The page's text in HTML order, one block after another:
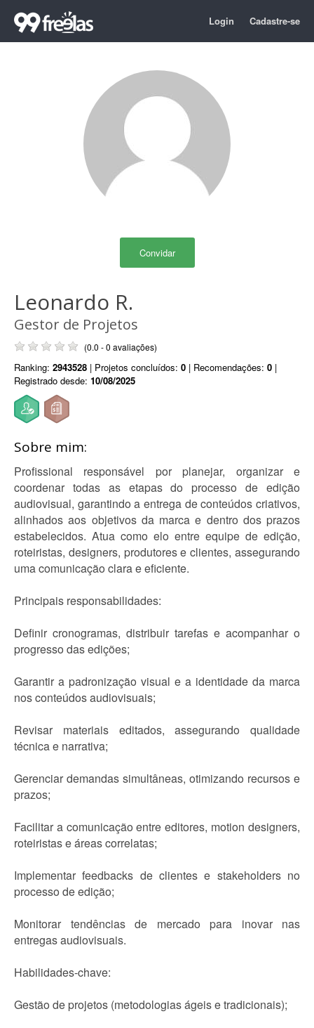
Login Cadastre-se
Convidar
Leonardo R.
Gestor de Projetos
(0.0 - 0 avaliações)
Ranking: 2943528 | Projetos concluídos: 0 | Recomendações: 0 |
Registrado desde: 10/08/2025
Sobre mim:
Profissional responsável por planejar, organizar e
coordenar todas as etapas do processo de edição
audiovisual, garantindo a entrega de conteúdos criativos,
alinhados aos objetivos da marca e dentro dos prazos
estabelecidos. Atua como elo entre equipe de edição,
roteiristas, designers, produtores e clientes, assegurando
uma comunicação clara e eficiente.
Principais responsabilidades:
Definir cronogramas, distribuir tarefas e acompanhar o
progresso das edições;
Garantir a padronização visual e a identidade da marca
nos conteúdos audiovisuais;
Revisar materiais editados, assegurando qualidade
técnica e narrativa;
Gerenciar demandas simultâneas, otimizando recursos e
prazos;
Facilitar a comunicação entre editores, motion designers,
roteiristas e áreas correlatas;
Implementar feedbacks de clientes e stakeholders no
processo de edição;
Monitorar tendências de mercado para inovar nas
entregas audiovisuais.
Habilidades-chave:
Gestão de projetos (metodologias ágeis e tradicionais);